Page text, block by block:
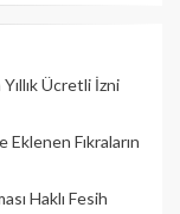
Üc­retli İzni
Fıkraların
Haklı Fesih